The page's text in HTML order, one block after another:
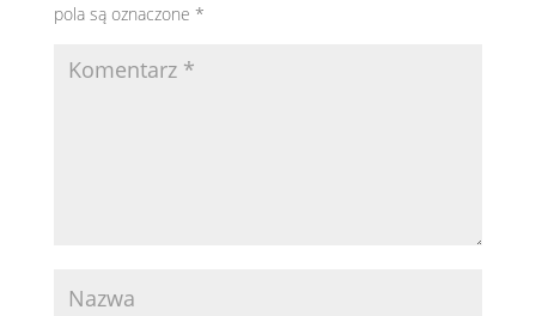
pola są oznaczone *